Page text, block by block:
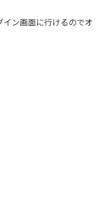
ン画面に行けるのでオ